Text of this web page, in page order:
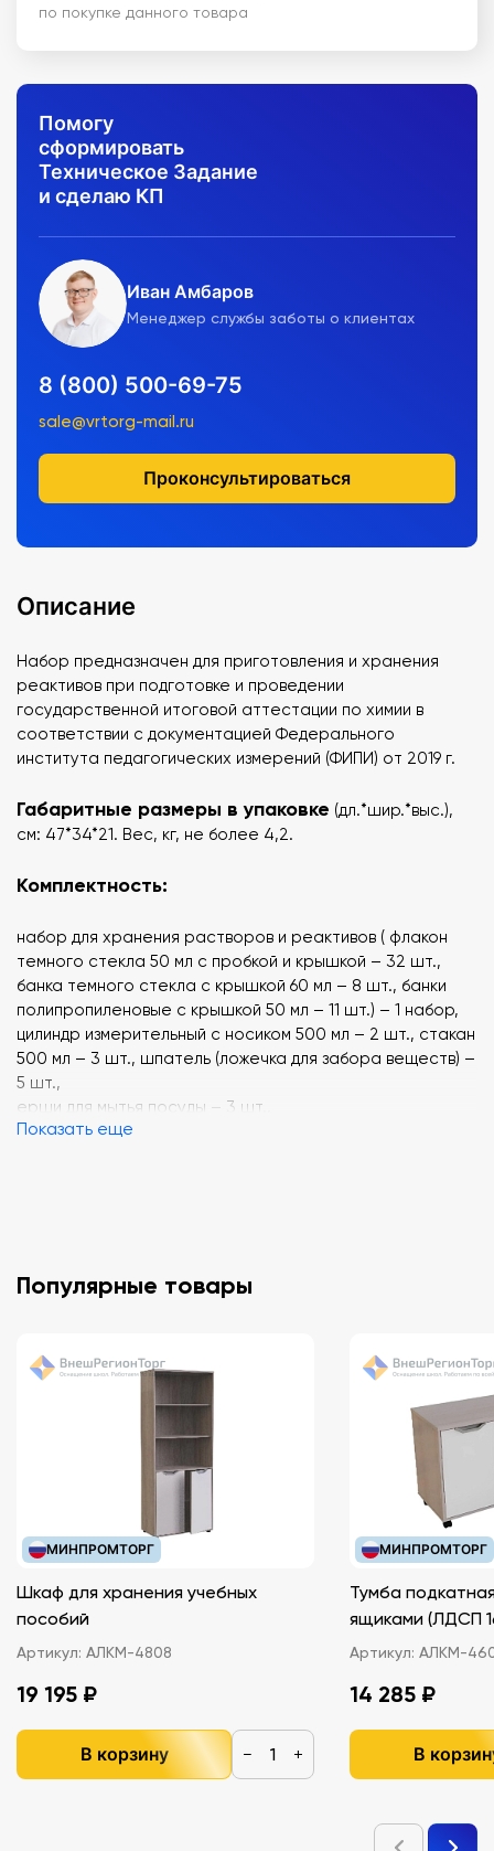
по покупке данного товара
Помогу
сформировать
Техническое Задание
и сделаю КП
Иван Амбаров
Менеджер службы заботы о клиентах
8 (800) 500-69-75
sale@vrtorg-mail.ru
Проконсультироваться
Описание
Набор предназначен для приготовления и хранения
реактивов при подготовке и проведении
государственной итоговой аттестации по химии в
соответствии с документацией Федерального
института педагогических измерений (ФИПИ) от 2019 г.
Габаритные размеры в упаковке (дл.*шир.*выс.),
см: 47*34*21. Вес, кг, не более 4,2.
Комплектность:
набор для хранения растворов и реактивов ( флакон
темного стекла 50 мл с пробкой и крышкой – 32 шт.,
банка темного стекла с крышкой 60 мл – 8 шт., банки
полипропиленовые с крышкой 50 мл – 11 шт.) – 1 набор,
цилиндр измерительный с носиком 500 мл – 2 шт., стакан
500 мл – 3 шт., шпатель (ложечка для забора веществ) –
5 шт.,
ерши для мытья посуды – 3 шт.,
халат – 1 шт.,
Показать еще
Популярные товары
МИНПРОМТОРГ
Шкаф для хранения учебных
пособий
Артикул: АЛКМ-4808
19 195 ₽
В корзину − +
МИНПРОМТОРГ
Тумба
ящиками
Артикул: АЛКМ-
14 285 ₽
В